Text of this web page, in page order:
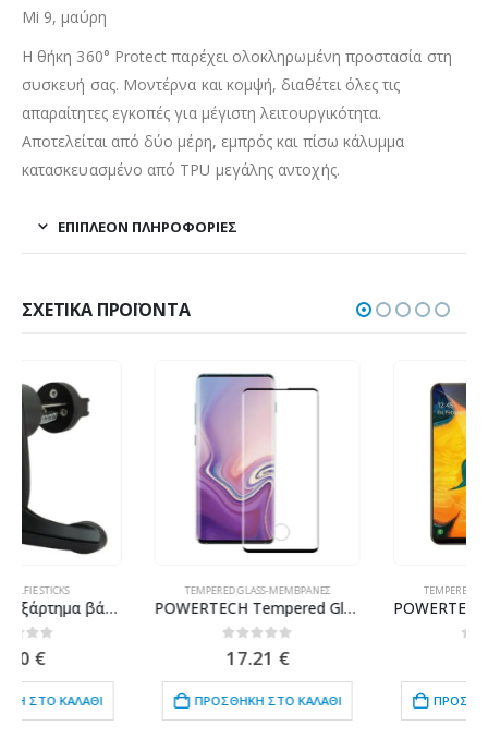
Mi 9, μαύρη
Η θήκη 360° Protect παρέχει ολοκληρωμένη προστασία στη
συσκευή σας. Μοντέρνα και κομψή, διαθέτει όλες τις
απαραίτητες εγκοπές για μέγιστη λειτουργικότητα.
Αποτελείται από δύο μέρη, εμπρός και πίσω κάλυμμα
κατασκευασμένο από TPU μεγάλης αντοχής.
ΕΠΙΠΛΈΟΝ ΠΛΗΡΟΦΟΡΊΕΣ
ΣΧΕΤΙΚΆ ΠΡΟΪΌΝΤΑ
TEMPERED GLASS-ΜΕΜΒΡΆΝΕΣ
POWERTECH Tempered Glass 3D, half glue, curved, Samsung S10 Plus, μαύρο
ΠΡΟΣΘΉΚΗ ΣΤΟ ΚΑΛΆΘΙ
TEMPERED GLASS-ΜΕΜΒΡΆΝΕΣ
POWERTECH Tempered Glass 9H(0.33MM) για Samsung A20/A30(S)/A50(S) 2019
ΠΡΟΣΘΉΚΗ ΣΤΟ ΚΑΛΆΘΙ